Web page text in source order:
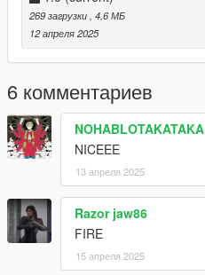
contact with me
Discord: Nickkonas
269 загрузки , 4,6 МБ
12 апреля 2025
6 комментариев
NOHABLOTAKATAKA
NICEEE
13 апреля 2025
Razor jaw86
FIRE
15 апреля 2025